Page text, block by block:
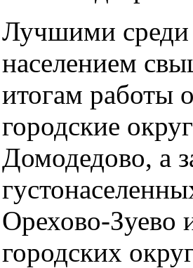
Лучшими среди
населением
итогам работы
городские
Домодедово, а
Орехово-Зуево
городских